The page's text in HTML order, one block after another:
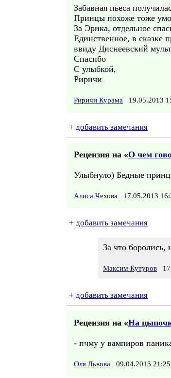
Забавная пьеса
Принцы похоже тоже
За Эрика, отдельное
Единственное, в сказке
ввиду Диснеевский
Спасибо
С улыбкой,
Риричи
Риричи Курама 19.05.2013
+ добавить замечания
Рецензия на «О чем
Улыбнуло) Бедные
Алиса Чехова 17.05.2013
+ добавить замечания
За что боролись,
Максим Кутуров
+ добавить замечания
Рецензия на «На
- пчму у вампиров
Оля Львова 09.04.2013